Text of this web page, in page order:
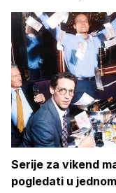
Serije za vikend
pogledati u